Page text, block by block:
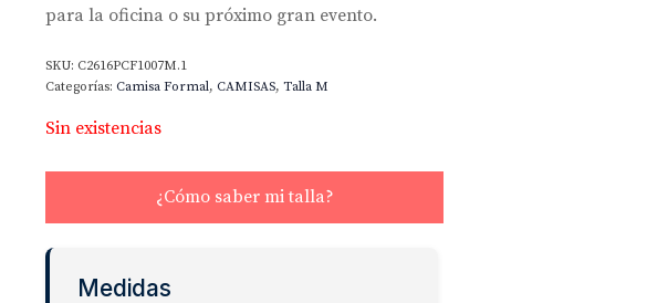
para la oficina o su próximo gran evento.
SKU: C2616PCF1007M.1
Categorías: Camisa Formal, CAMISAS, Talla M
Sin existencias
¿Cómo saber mi talla?
Medidas